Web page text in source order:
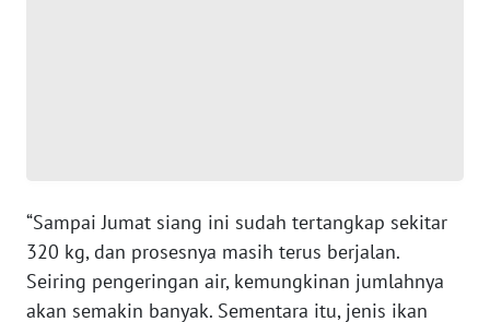
“Sampai Jumat siang ini sudah tertangkap sekitar
320 kg, dan prosesnya masih terus berjalan.
Seiring pengeringan air, kemungkinan jumlahnya
akan semakin banyak. Sementara itu, jenis ikan
WN
SERAMBI